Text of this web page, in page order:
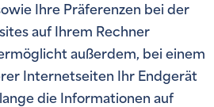
Ihre Präferenzen bei der
auf Ihrem Rechner
außerdem, bei einem
Internetseiten Ihr Endgerät
die Informationen auf